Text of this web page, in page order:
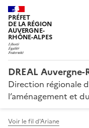
PRÉFET
DE LA RÉGION
AUVERGNE-
RHÔNE-ALPES
DREAL
Direction régionale
l’aménagement et
Voir le fil d'Ariane